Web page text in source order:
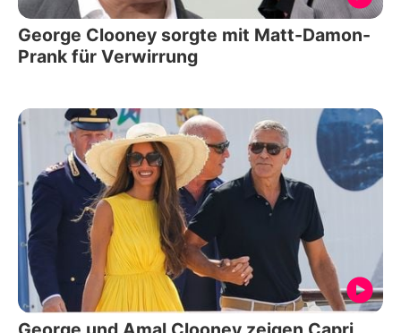
George Clooney sorgte mit Matt-Damon-
Prank für Verwirrung